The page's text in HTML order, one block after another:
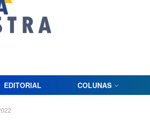
EDITORIAL COLUNAS